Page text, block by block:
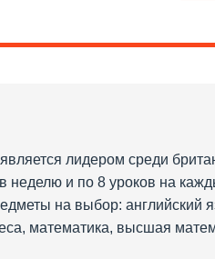
лидером среди
неделю и по 8 уроков на
на выбор: английский
математика, высшая